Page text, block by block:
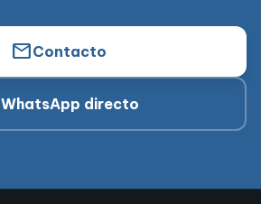
mailContacto
WhatsApp directo